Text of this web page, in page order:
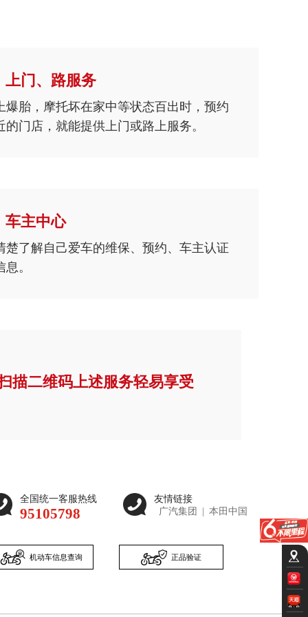
上门、路服务
爆胎，摩托坏在家中等状态百出时，预约
的门店，就能提供上门或路上服务。
车主中心
楚了解自己爱车的维保、预约、车主认证
息。
描二维码上述服务轻易享受
全国统一客服热线
95105798
友情链接
广汽集团
本田中国
机动车信息查询 正品验证